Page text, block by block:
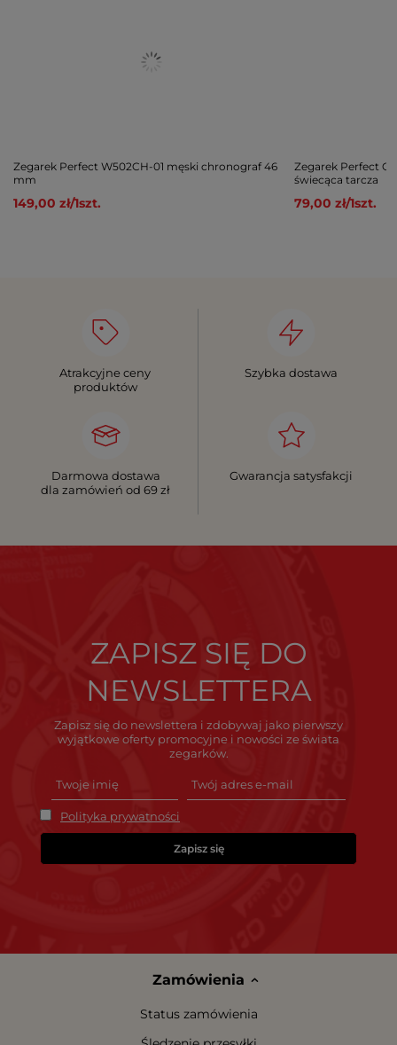
Zegarek Perfect W502CH-01 męski chronograf 46
mm
149,00 zł/1szt.
Zegarek Perfect
świecąca tarcza
79,00 zł/1szt.
Atrakcyjne ceny
produktów
Szybka dostawa
Darmowa dostawa
dla zamówień od 69 zł
Gwarancja satysfakcji
ZAPISZ SIĘ DO
NEWSLETTERA
Zapisz się do newslettera i zdobywaj jako pierwszy
wyjątkowe oferty promocyjne i nowości ze świata
zegarków.
Polityka prywatności
Zapisz się
Zamówienia
Status zamówienia